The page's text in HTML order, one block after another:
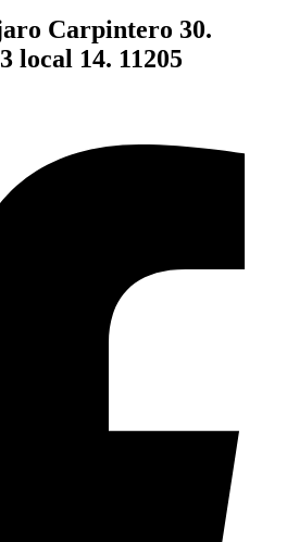
Carpintero 30.
local 14. 11205